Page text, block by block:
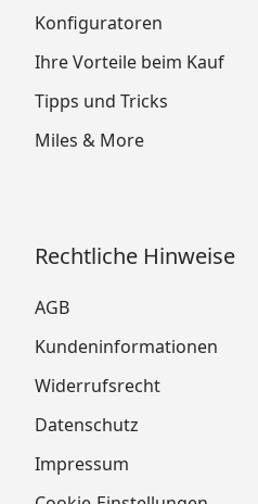
Konfiguratoren
Ihre Vorteile beim Kauf
Tipps und Tricks
Miles & More
Rechtliche Hinweise
AGB
Kundeninformationen
Widerrufsrecht
Datenschutz
Impressum